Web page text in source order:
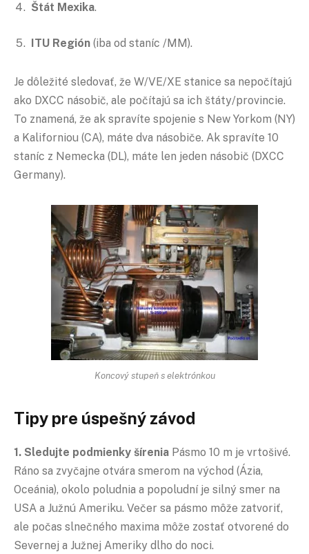
Štát Mexika.
ITU Región (iba od staníc /MM).
Je dôležité sledovať, že W/VE/XE stanice sa nepočítajú
ako DXCC násobič, ale počítajú sa ich štáty/provincie.
To znamená, že ak spravíte spojenie s New Yorkom (NY)
a Kaliforniou (CA), máte dva násobiče. Ak spravíte 10
staníc z Nemecka (DL), máte len jeden násobič (DXCC
Germany).
Koncový stupeň s elektrónkou
Tipy pre úspešný závod
1. Sledujte podmienky šírenia Pásmo 10 m je vrtošivé.
Ráno sa zvyčajne otvára smerom na východ (Ázia,
Oceánia), okolo poludnia a popoludní je silný smer na
USA a Južnú Ameriku. Večer sa pásmo môže zatvoriť,
ale počas slnečného maxima môže zostať otvorené do
Severnej a Južnej Ameriky dlho do noci.